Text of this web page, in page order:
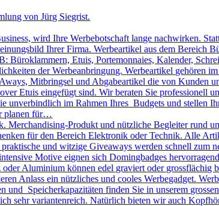
von Jürg Siegrist.
wird Ihre Werbebotschaft lange nachwirken.
Ihrer Firma. Werbeartikel aus dem Bereich
Etuis, Portemonnaies, Kalender,
der Werbeanbringung. Werbeartikel gehören
Mitbringsel und Abgabeartikel die von Kunden
Etuis eingefügt sind. Wir beraten Sie professionell
unverbindlich im Rahmen Ihres Budgets und stellen
planen für…
Merchandising-Produkt und nützliche Begleiter rund
für den Bereich Elektronik oder Technik. Alle
und witzige Giveaways werden schnell zum
Motive eignen sich Domingbadges
Aluminium können edel graviert oder grossflächig
Anlass ein nützliches und cooles Werbegadget.
Speicherkapazitäten finden Sie in unserem
sehr variantenreich. Natürlich bieten wir auch